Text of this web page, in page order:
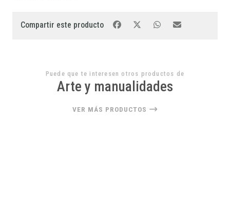
Compartir este producto
Puede que te interesen otros productos de
Arte y manualidades
VER MÁS PRODUCTOS